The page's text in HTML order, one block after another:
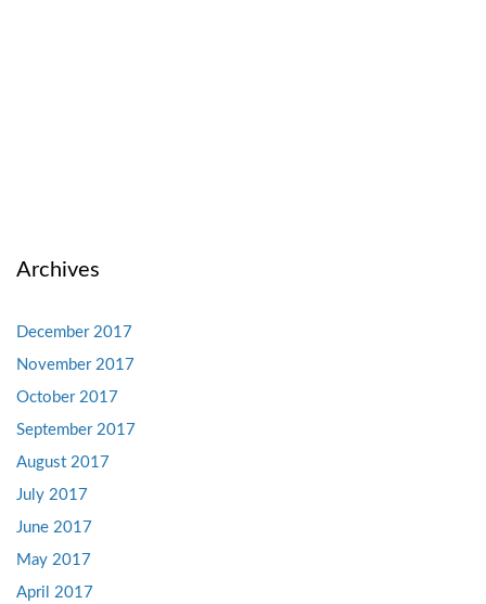
Archives
December 2017
November 2017
October 2017
September 2017
August 2017
July 2017
June 2017
May 2017
April 2017